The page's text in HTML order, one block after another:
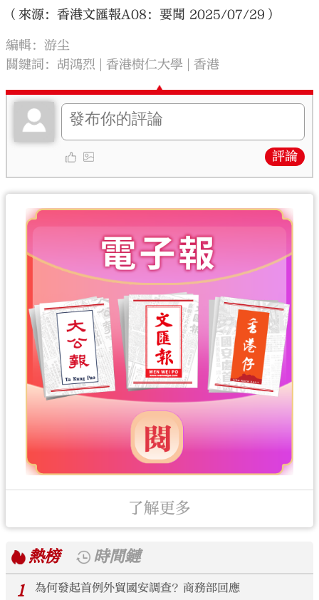
（來源：香港文匯報A08：要聞 2025/07/29）
編輯：游尘
關鍵詞： 胡鴻烈 香港樹仁大學 香港
評論
了解更多
熱榜
時間鏈
1
為何發起首例外貿國安調查？商務部回應